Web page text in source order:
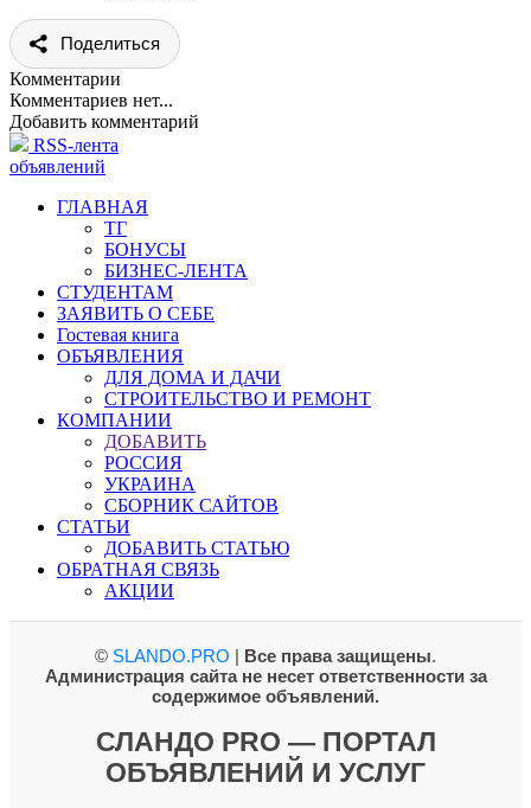
Поделиться
Комментарии
Комментариев нет...
Добавить комментарий
RSS-лента
объявлений
ГЛАВНАЯ
ТГ
БОНУСЫ
БИЗНЕС-ЛЕНТА
СТУДЕНТАМ
ЗАЯВИТЬ О СЕБЕ
Гостевая книга
ОБЪЯВЛЕНИЯ
ДЛЯ ДОМА И ДАЧИ
СТРОИТЕЛЬСТВО И РЕМОНТ
КОМПАНИИ
ДОБАВИТЬ
РОССИЯ
УКРАИНА
СБОРНИК САЙТОВ
СТАТЬИ
ДОБАВИТЬ СТАТЬЮ
ОБРАТНАЯ СВЯЗЬ
АКЦИИ
© SLANDO.PRO | Все права защищены.
Администрация сайта не несет ответственности за
содержимое объявлений.
СЛАНДО PRO — ПОРТАЛ
ОБЪЯВЛЕНИЙ И УСЛУГ